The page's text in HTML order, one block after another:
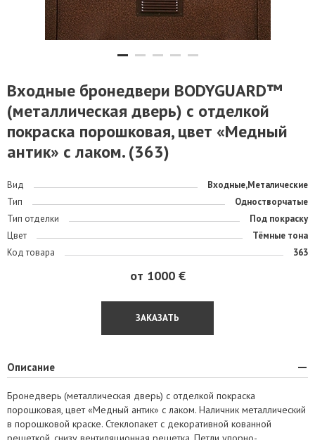
Входные бронедвери BODYGUARD™
(металлическая дверь) с отделкой
покраска порошковая, цвет «Медный
антик» с лаком. (363)
Вид
Входные,Металические
Тип
Одностворчатые
Тип отделки
Под покраску
Цвет
Тёмные тона
Код товара
363
от 1000 €
ЗАКАЗАТЬ
Описание
Бронедверь (металлическая дверь) с отделкой покраска
порошковая, цвет «Медный антик» с лаком. Наличник металлический
в порошковой краске. Стеклопакет с декоративной кованной